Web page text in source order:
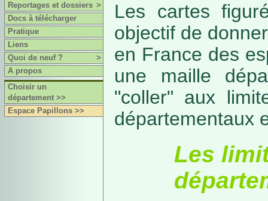
Reportages et dossiers >
Docs à télécharger
Pratique
Liens
Quoi de neuf ?
>
A propos
Choisir un
département >>
Espace Papillons >>
Les cartes
objectif de
en France des
une maille
"coller" aux
départementaux
Les